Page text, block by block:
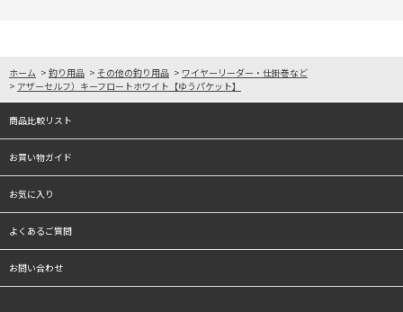
ホーム > 釣り用品 > その他の釣り用品 > ワイヤーリーダー・仕掛巻など
> アザーセルフ）キーフロートホワイト【ゆうパケット】
商品比較リスト
お買い物ガイド
お気に入り
よくあるご質問
お問い合わせ